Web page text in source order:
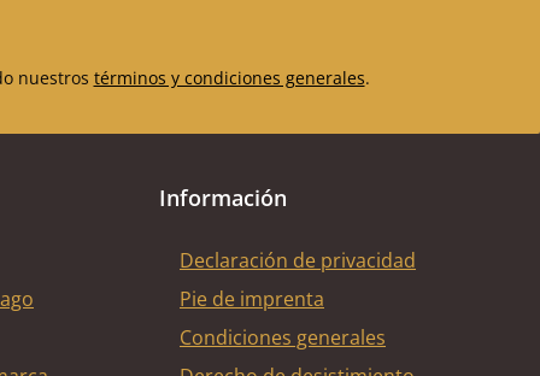
nuestros términos y condiciones generales.
Información
Declaración de privacidad
Pie de imprenta
Condiciones generales